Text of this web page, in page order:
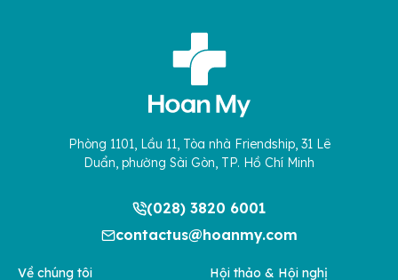
Phòng 1101, Lầu 11, Tòa nhà Friendship, 31 Lê
Duẩn, phường Sài Gòn, TP. Hồ Chí Minh
(028) 3820 6001
contactus@hoanmy.com
Về chúng tôi Hội thảo & Hội nghị